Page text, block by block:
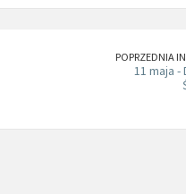
POPRZEDNIA
11 maja -